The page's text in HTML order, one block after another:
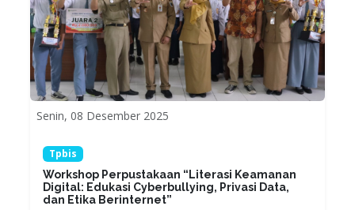
Senin, 08 Desember 2025
Tpbis
Workshop Perpustakaan “Literasi Keamanan
Digital: Edukasi Cyberbullying, Privasi Data,
dan Etika Berinternet”